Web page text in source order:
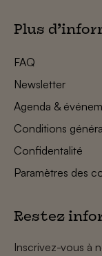
Plus
FAQ
Newsletter
Agenda &
Conditions
Confidentalité
Paramètres des
Restez
Inscrivez-vous à